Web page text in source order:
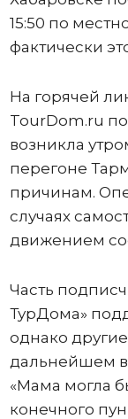
15:50 по
фактически
На горячей
TourDom.ru
возникла
перегоне
причинам.
случаях
движением
Часть
ТурДома»
однако
дальнейшем
«Мама могла
конечного